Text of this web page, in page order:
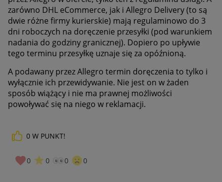
zarówno DHL eCommerce, jak i Allegro Delivery (to są
dwie różne firmy kurierskie) mają regulaminowo do 3
dni roboczych na doręczenie przesyłki (pod warunkiem
nadania do godziny granicznej). Dopiero po upływie
tego terminu przesyłkę uznaje się za opóźnioną.
A podawany przez Allegro termin doręczenia to tylko i
wyłącznie ich przewidywanie. Nie jest on w żaden
sposób wiążący i nie ma prawnej możliwości
powoływać się na niego w reklamacji.
0 W PUNKT!
0 0 0 0